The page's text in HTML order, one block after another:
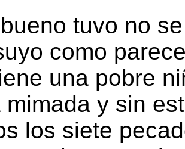
tuvo no
como
una pobre
mimada y sin
los siete